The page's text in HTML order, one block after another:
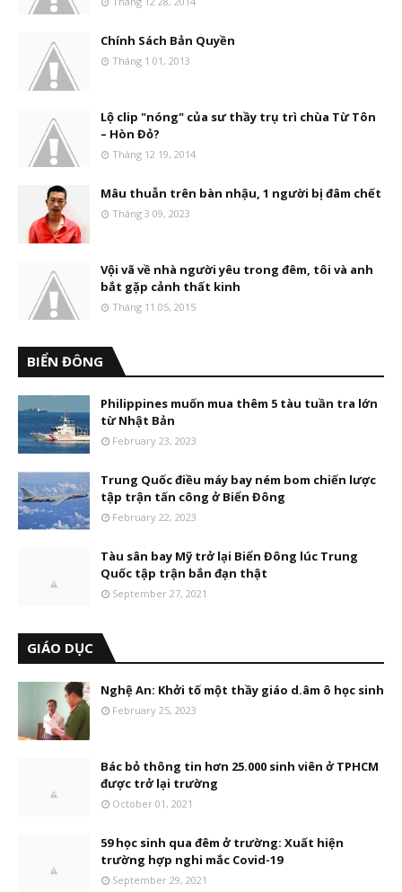
Chính Sách Bản Quyền
Tháng 1 01, 2013
Lộ clip "nóng" của sư thầy trụ trì chùa Từ Tôn
– Hòn Đỏ?
Tháng 12 19, 2014
Mâu thuẫn trên bàn nhậu, 1 người bị đâm chết
Tháng 3 09, 2023
Vội vã về nhà người yêu trong đêm, tôi và anh
bắt gặp cảnh thất kinh
Tháng 11 05, 2015
BIỂN ĐÔNG
Philippines muốn mua thêm 5 tàu tuần tra lớn
từ Nhật Bản
February 23, 2023
Trung Quốc điều máy bay ném bom chiến lược
tập trận tấn công ở Biển Đông
February 22, 2023
Tàu sân bay Mỹ trở lại Biển Đông lúc Trung
Quốc tập trận bắn đạn thật
September 27, 2021
GIÁO DỤC
Nghệ An: Khởi tố một thầy giáo d.âm ô học sinh
February 25, 2023
Bác bỏ thông tin hơn 25.000 sinh viên ở TPHCM
được trở lại trường
October 01, 2021
59 học sinh qua đêm ở trường: Xuất hiện
trường hợp nghi mắc Covid-19
September 29, 2021